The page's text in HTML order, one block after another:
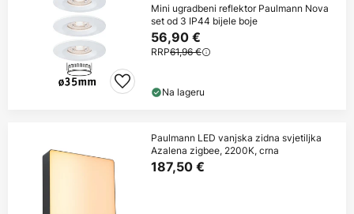
Mini ugradbeni reflektor Paulmann Nova
set od 3 IP44 bijele boje
56,90 €
RRP61,96 €
Na lageru
Paulmann LED vanjska zidna svjetiljka
Azalena zigbee, 2200K, crna
187,50 €